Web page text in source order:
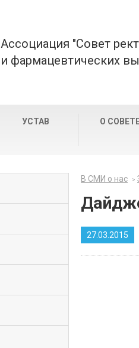
Ассоциация "Совет
и фармацевтических
УСТАВ О
В СМИ о нас
27.03.2015